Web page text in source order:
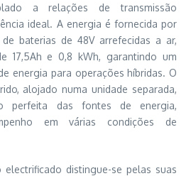
a relações de transmissão
ideal. A energia é fornecida por
baterias de 48V arrefecidas a ar,
17,5Ah e 0,8 kWh, garantindo um
energia para operações híbridas. O
alojado numa unidade separada,
perfeita das fontes de energia,
em várias condições de
distingue-se pelas suas